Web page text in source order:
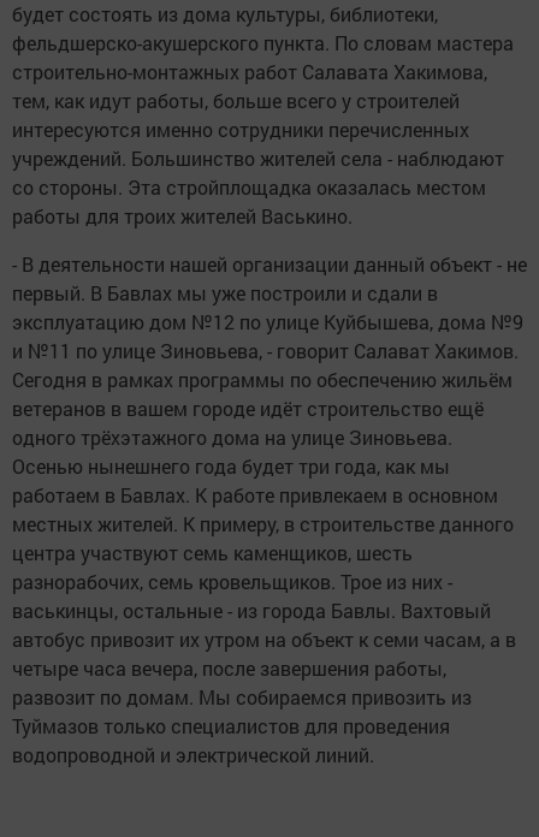
будет состоять из дома культуры, библиотеки,
фельдшерско-акушерского пункта. По словам мастера
строительно-монтажных работ Салавата Хакимова,
тем, как идут работы, больше всего у строителей
интересуются именно сотрудники перечисленных
учреждений. Большинство жителей села - наблюдают
со стороны. Эта стройплощадка оказалась местом
работы для троих жителей Васькино.
- В деятельности нашей организации данный объект - не
первый. В Бавлах мы уже построили и сдали в
эксплуатацию дом №12 по улице Куйбышева, дома №9
и №11 по улице Зиновьева, - говорит Салават Хакимов.
Сегодня в рамках программы по обеспечению жильём
ветеранов в вашем городе идёт строительство ещё
одного трёхэтажного дома на улице Зиновьева.
Осенью нынешнего года будет три года, как мы
работаем в Бавлах. К работе привлекаем в основном
местных жителей. К примеру, в строительстве данного
центра участвуют семь каменщиков, шесть
разнорабочих, семь кровельщиков. Трое из них -
васькинцы, остальные - из города Бавлы. Вахтовый
автобус привозит их утром на объект к семи часам, а в
четыре часа вечера, после завершения работы,
развозит по домам. Мы собираемся привозить из
Туймазов только специалистов для проведения
водопроводной и электрической линий.